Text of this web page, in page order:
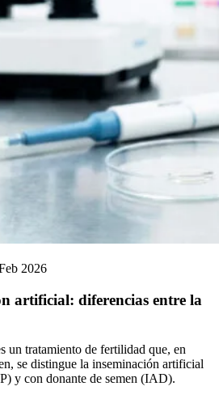
2026
artificial: diferencias entre la
un tratamiento de fertilidad que, en
se distingue la inseminación artificial
y con donante de semen (IAD).